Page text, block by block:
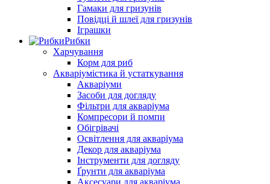
Гамаки для гризунів
Повідці й шлеї для гризунів
Іграшки
Рибки
Харчування
Корм для риб
Акваріумістика й устаткування
Акваріуми
Засоби для догляду
Фільтри для акваріума
Компресори й помпи
Обігрівачі
Освітлення для акваріума
Декор для акваріума
Інструменти для догляду
Ґрунти для акваріума